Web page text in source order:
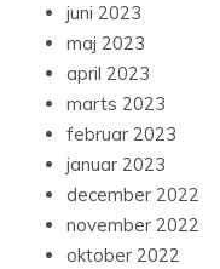
juni 2023
maj 2023
april 2023
marts 2023
februar 2023
januar 2023
december 2022
november 2022
oktober 2022